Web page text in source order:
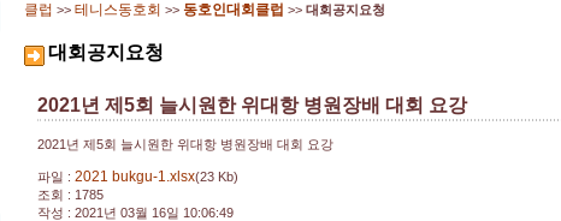
클럽 >> 테니스동호회 >> 동호인대회클럽 >> 대회공지요청
대회공지요청
2021년 제5회 늘시원한 위대항 병원장배 대회 요강
2021년 제5회 늘시원한 위대항 병원장배 대회 요강
파일 : 2021 bukgu-1.xlsx(23 Kb)
조회 : 1785
작성 : 2021년 03월 16일 10:06:49